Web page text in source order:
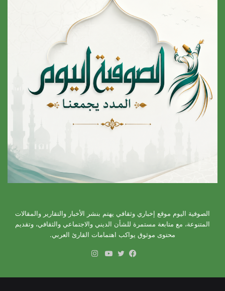
الصوفية اليوم موقع إخباري وثقافي يهتم بنشر الأخبار والتقارير والمقالات
المتنوعة، مع متابعة مستمرة للشأن الديني والاجتماعي والثقافي، وتقديم
محتوى موثوق يواكب اهتمامات القارئ العربي.